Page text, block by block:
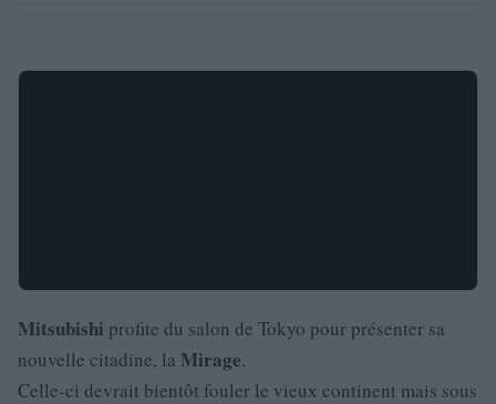
Mitsubishi profite du salon de Tokyo pour présenter sa
nouvelle citadine, la Mirage.
Celle-ci devrait bientôt fouler le vieux continent mais sous